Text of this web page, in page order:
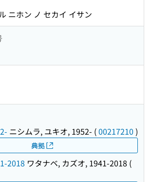
ニホン ノ セカイ イサン
ニシムラ, ユキオ, 1952- (00217210 )
典拠
2018 ワタナベ, カズオ, 1941-2018 (